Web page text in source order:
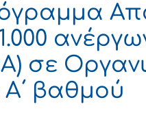
σε
Α΄ βαθμού